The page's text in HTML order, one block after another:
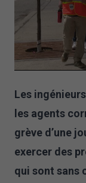
Les
les agents
grève d’une
exercer des
qui sont sans